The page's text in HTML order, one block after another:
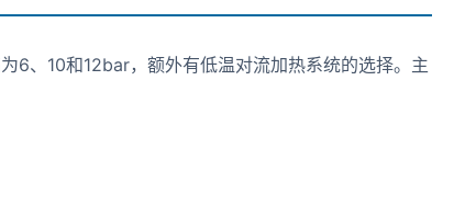
6、10和12bar，额外有低温对流加热系统的选择。主